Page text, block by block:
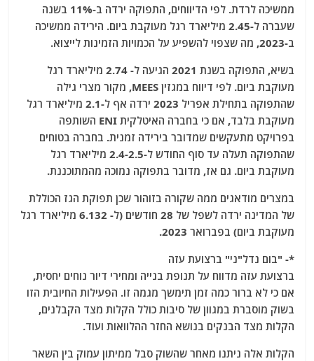
ממשיכה לרדת. לפי הדיווחים, התפוקה ירדה ב-11% בשנה
שעברה ל-2.45 מיליארד רגל מעוקבת ביום. הירידה ממשיכה
ב-2023, מה שצפוי להשפיע על הכמויות הזמינות לייצוא.
בשיא, התפוקה בשנת 2021 הגיעה ל- 2.74 מיליארד רגל
מעוקבת ביום. לפי דיווח במגזין MEES, מקור מצרי גילה
שהתפוקה בתחילת אפריל 2023 ירדה אף ל-2.1 מיליארד רגל
מעוקבת בלבד, אם כי בחברה האיטלקית ENI השותפה
בפרויקט מתעקשים שמדובר בירידה זמנית. בחברה בטוחים
שהתפוקה תעלה עד סוף החודש ל-2.4-2.5 מיליארד רגל
מעוקבת ביום. גם אז, מדובר בתפוקה נמוכה מהמתוכננת.
במצרים מודאגים ממה שקורה בזוהור שכן תפוקת הגז הכוללת
של המדינה ירדה לשפל של 28 חודשים (ל- 6.132 מיליארד רגל
מעוקבת ביום) בפברואר 2023.
*- "בום נדל"ני" ברצועת עזה
ברצועת עזה מדווח על תנופת בנייה ומחירי דיור נוחים יחסית,
אם כי לא ברור כמה זמן תימשך מגמה זו. הפעילות החיובית הזו
בשוק מוסברת במגוון של סיבות כולל הקלות מצד הקבלנים,
הקלות מצד הבנקים בנושא החזר ההלוואות ועוד.
הקלות אלה ניתנו מאחר שהשוק סבל ממיתון עמוק בין השאר